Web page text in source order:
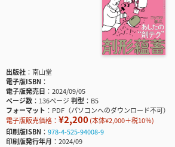
出版社
南山堂
電子版ISBN
電子版発売日
2024/09/05
ページ数
136ページ判型
B5
フォーマット
PDF（パソコンへのダウンロード不可）
電子版販売価格： ¥2,200(本体¥2,000＋税10％)
印刷版ISBN
978-4-525-94008-9
印刷版発行年月
2024/09